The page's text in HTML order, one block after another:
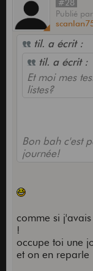
#28
Publié par
til. a écrit :
til. a écrit :
Et moi mes
listes?
Bon bah c'est
journée!
comme si
!
occupe toi une
et on en reparle